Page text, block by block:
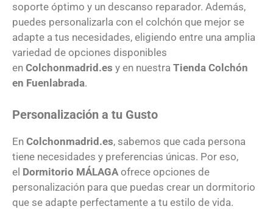
soporte óptimo y un descanso reparador. Además,
puedes personalizarla con el colchón que mejor se
adapte a tus necesidades, eligiendo entre una amplia
variedad de opciones disponibles
en Colchonmadrid.es y en nuestra Tienda Colchón
en Fuenlabrada.
Personalización a tu Gusto
En Colchonmadrid.es, sabemos que cada persona
tiene necesidades y preferencias únicas. Por eso,
el Dormitorio MÁLAGA ofrece opciones de
personalización para que puedas crear un dormitorio
que se adapte perfectamente a tu estilo de vida.